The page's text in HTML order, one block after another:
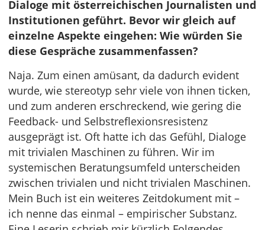
Dialoge mit österreichischen Journalisten und
Institutionen geführt. Bevor wir gleich auf
einzelne Aspekte eingehen: Wie würden Sie
diese Gespräche zusammenfassen?
Naja. Zum einen amüsant, da dadurch evident
wurde, wie stereotyp sehr viele von ihnen ticken,
und zum anderen erschreckend, wie gering die
Feedback- und Selbstreflexionsresistenz
ausgeprägt ist. Oft hatte ich das Gefühl, Dialoge
mit trivialen Maschinen zu führen. Wir im
systemischen Beratungsumfeld unterscheiden
zwischen trivialen und nicht trivialen Maschinen.
Mein Buch ist ein weiteres Zeitdokument mit –
ich nenne das einmal – empirischer Substanz.